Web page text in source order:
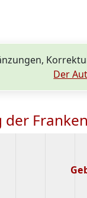
Der